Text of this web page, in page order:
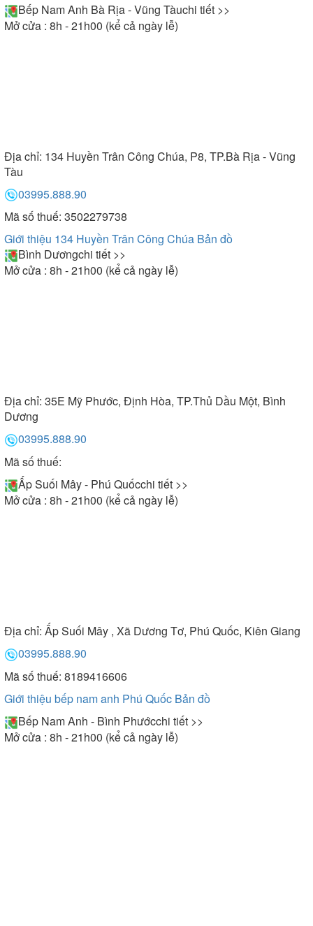
Bếp Nam Anh Bà Rịa - Vũng Tàuchi tiết >>
Mở cửa : 8h - 21h00 (kể cả ngày lễ)
Địa chỉ: 134 Huyền Trân Công Chúa, P8, TP.Bà Rịa - Vũng
Tàu
03995.888.90
Mã số thuế: 3502279738
Giới thiệu 134 Huyền Trân Công Chúa Bản đồ
Bình Dươngchi tiết >>
Mở cửa : 8h - 21h00 (kể cả ngày lễ)
Địa chỉ: 35E Mỹ Phước, Định Hòa, TP.Thủ Dầu Một, Bình
Dương
03995.888.90
Mã số thuế:
Ấp Suối Mây - Phú Quốcchi tiết >>
Mở cửa : 8h - 21h00 (kể cả ngày lễ)
Địa chỉ: Ấp Suối Mây , Xã Dương Tơ, Phú Quốc, Kiên Giang
03995.888.90
Mã số thuế: 8189416606
Giới thiệu bếp nam anh Phú Quốc Bản đồ
Bếp Nam Anh - Bình Phướcchi tiết >>
Mở cửa : 8h - 21h00 (kể cả ngày lễ)